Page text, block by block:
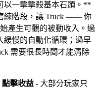
以一擊擊殺基本石頭。**
練階段，讓 Truck —— 你
產生可觀的被動收入。過
緩慢的自動化循環；過早
需要很長時間才能清除
點擊收益 - 大部分玩家只